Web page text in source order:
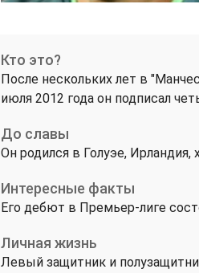
Кто это?
После нескольких лет в
июля 2012 года он подписал
До славы
Он родился в Голуэе,
Интересные факты
Его дебют в Премьер-лиге
Личная жизнь
Левый защитник и